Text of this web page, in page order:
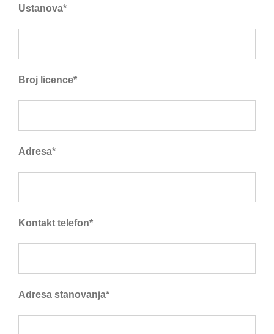
Ustanova*
Broj licence*
Adresa*
Kontakt telefon*
Adresa stanovanja*